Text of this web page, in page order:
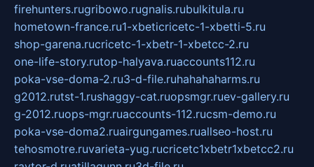
firehunters.rugribowo.rugnalis.rubulkitula.ru
hometown-france.ru1-xbeticricetc-1-xbetti-5.ru
shop-garena.rucricetc-1-xbetr-1-xbetcc-2.ru
one-life-story.rutop-halyava.ruaccounts112.ru
poka-vse-doma-2.ru3-d-file.ruhahahaharms.ru
g2012.rutst-1.rushaggy-cat.ruopsmgr.ruev-gallery.ru
g-2012.ruops-mgr.ruaccounts-112.rucsm-demo.ru
poka-vse-doma2.ruairgungames.ruallseo-host.ru
tehosmotre.ruvarieta-yug.rucricetc1xbetr1xbetcc2.ru